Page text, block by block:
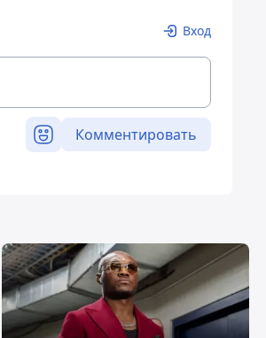
Вход
Комментировать